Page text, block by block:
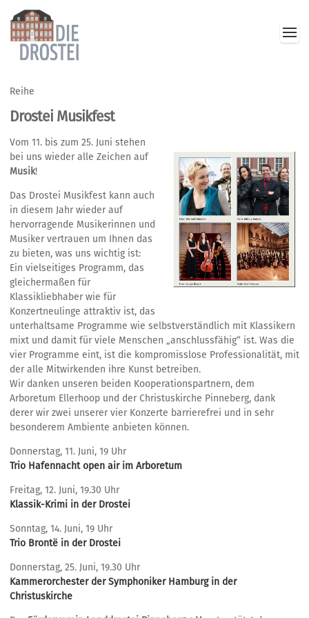
Reihe
Drostei Musikfest
Vom 11. bis zum 25. Juni stehen
bei uns wieder alle Zeichen auf
Musik!
Das Drostei Musikfest kann auch
in diesem Jahr wieder auf
hervorragende Musikerinnen und
Musiker vertrauen um Ihnen das
zu bieten, was uns wichtig ist:
Ein vielseitiges Programm, das
gleichermaßen für
Klassikliebhaber wie für
Konzertneulinge attraktiv ist, das
unterhaltsame Programme wie selbstverständlich mit Klassikern
mixt und damit für viele Menschen „anschlussfähig“ ist. Was die
vier Programme eint, ist die kompromisslose Professionalität, mit
der alle Mitwirkenden ihre Kunst betreiben.
Wir danken unseren beiden Kooperationspartnern, dem
Arboretum Ellerhoop und der Christuskirche Pinneberg, dank
derer wir zwei unserer vier Konzerte barrierefrei und in sehr
besonderem Ambiente anbieten können.
Donnerstag, 11. Juni, 19 Uhr
Trio Hafennacht open air im Arboretum
Freitag, 12. Juni, 19.30 Uhr
Klassik-Krimi in der Drostei
Sonntag, 14. Juni, 19 Uhr
Trio Brontë in der Drostei
Donnerstag, 25. Juni, 19.30 Uhr
Kammerorchester der Symphoniker Hamburg in der
Christuskirche